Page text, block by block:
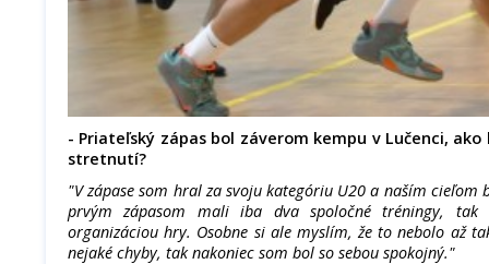
- Priateľský zápas bol záverom kempu v Lučenci,
stretnutí?
"V zápase som hral za svoju kategóriu U20 a naším cieľom
prvým zápasom mali iba dva spoločné tréningy,
organizáciou hry. Osobne si ale myslím, že to nebolo až
nejaké chyby, tak nakoniec som bol so sebou spokojný."